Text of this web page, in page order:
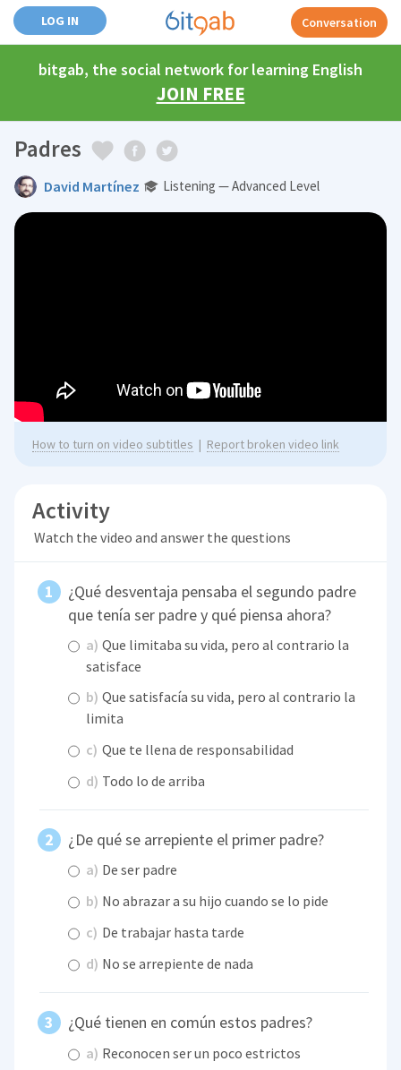
LOG IN Conversation
bitgab, the social network for learning English
JOIN FREE
Padres
David Martínez Listening — Advanced Level
How to turn on video subtitles | Report broken video link
Activity
Watch the video and answer the questions
¿Qué desventaja pensaba el segundo padre
que tenía ser padre y qué piensa ahora?
a) Que limitaba su vida, pero al contrario la
satisface
b) Que satisfacía su vida, pero al contrario la
limita
c) Que te llena de responsabilidad
d) Todo lo de arriba
¿De qué se arrepiente el primer padre?
a) De ser padre
b) No abrazar a su hijo cuando se lo pide
c) De trabajar hasta tarde
d) No se arrepiente de nada
¿Qué tienen en común estos padres?
a) Reconocen ser un poco estrictos